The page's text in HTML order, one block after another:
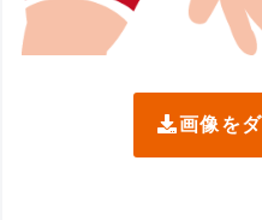
画像を